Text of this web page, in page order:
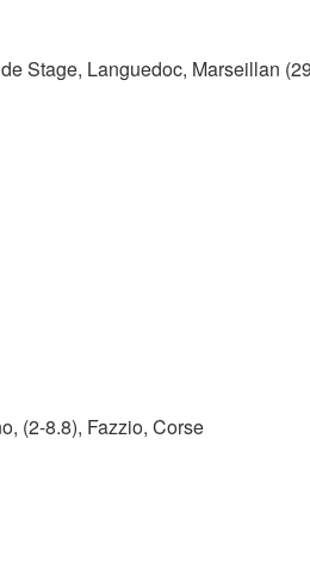
Stage, Languedoc, Marseillan
(2-8.8), Fazzio, Corse